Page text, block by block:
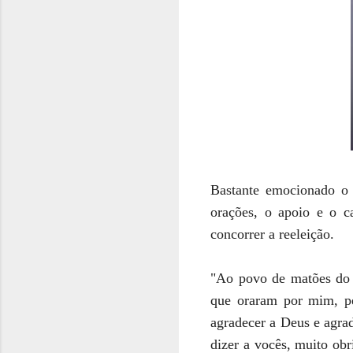
Bastante emocionado
orações, o apoio e o
concorrer a
"Ao povo de matões do
que oraram por mim,
agradecer a Deus e
dizer a vocês, muito